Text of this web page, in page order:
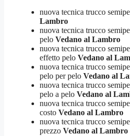
nuova tecnica trucco
Lambro
nuova tecnica trucco
pelo Vedano al Lambro
nuova tecnica trucco
effetto pelo Vedano al
nuova tecnica trucco
pelo per pelo Vedano al
nuova tecnica trucco
pelo a pelo Vedano al
nuova tecnica trucco
costo Vedano al Lambro
nuova tecnica trucco
prezzo Vedano al Lambro